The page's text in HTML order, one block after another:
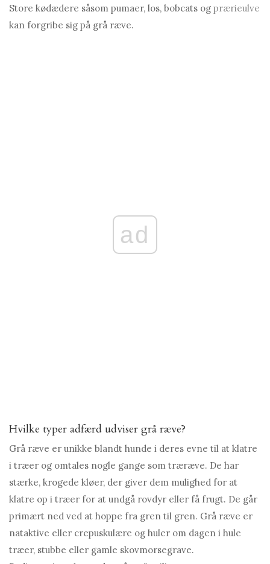
Store kødædere såsom pumaer, los, bobcats og prærieulve
kan forgribe sig på grå ræve.
ad
Hvilke typer adfærd udviser grå ræve?
Grå ræve er unikke blandt hunde i deres evne til at klatre
i træer og omtales nogle gange som træræve. De har
stærke, krogede kløer, der giver dem mulighed for at
klatre op i træer for at undgå rovdyr eller få frugt. De går
primært ned ved at hoppe fra gren til gren. Grå ræve er
nataktive eller crepuskulære og huler om dagen i hule
træer, stubbe eller gamle skovmorsegrave.